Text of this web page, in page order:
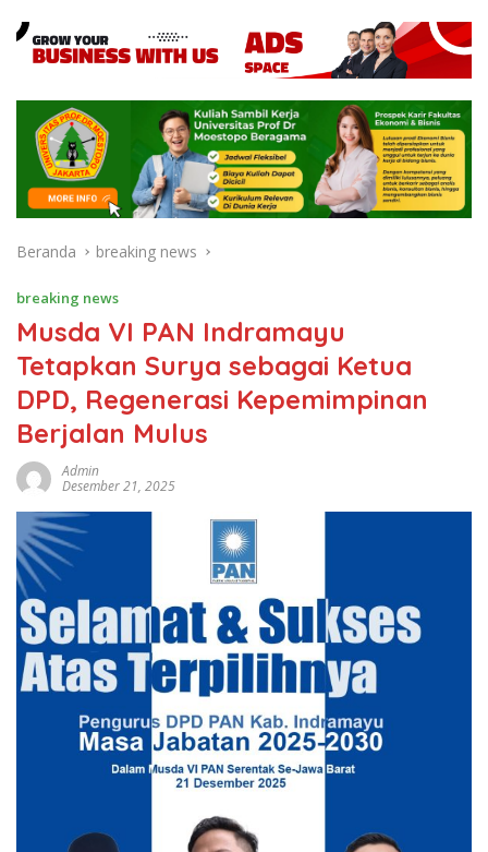
Beranda breaking news
breaking news
Musda VI PAN Indramayu
Tetapkan Surya sebagai Ketua
DPD, Regenerasi Kepemimpinan
Berjalan Mulus
Admin
Desember 21, 2025